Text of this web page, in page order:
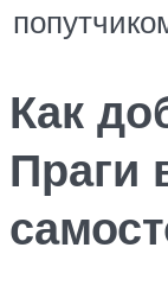
Как
Праги